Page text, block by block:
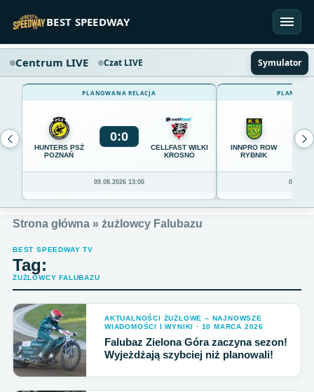
BEST SPEEDWAY
Centrum LIVE Czat LIVE Symulator
PLANOWANA RELACJA
HUNTERS PSŻ
POZNAŃ
0:0
CELLFAST WILKI
KROSNO
09.08.2026 13:00
INNPRO ROW
RYBNIK
0
Strona główna » żużlowcy Falubazu
BEST SPEEDWAY TV
Tag:
ŻUŻLOWCY FALUBAZU
AKTUALNOŚCI ŻUŻLOWE – NAJNOWSZE
WIADOMOŚCI I WYNIKI · 10 MARCA 2026
Falubaz Zielona Góra zaczyna sezon!
Wyjeżdżają szybciej niż planowali!